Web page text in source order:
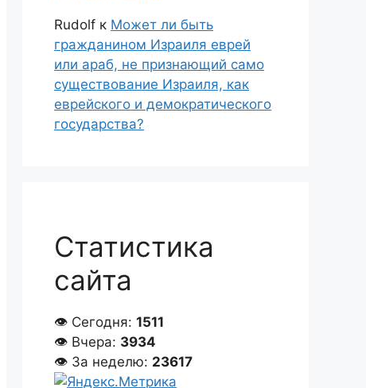
Rudolf к Может ли быть
гражданином Израиля еврей
или араб, не признающий само
существование Израиля, как
еврейского и демократического
государства?
Статистика
сайта
👁 Сегодня: 1511
👁 Вчера: 3934
👁 За неделю: 23617